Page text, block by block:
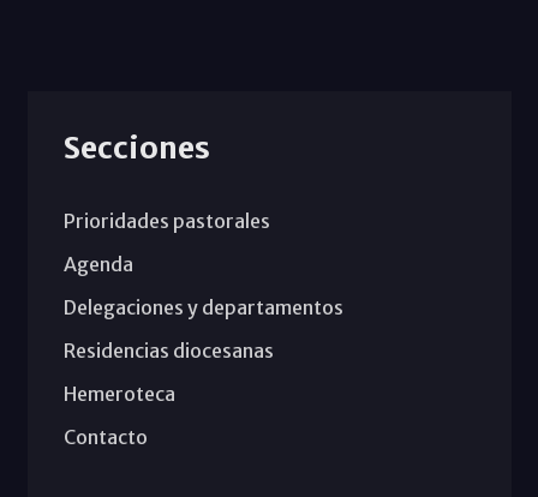
Secciones
Prioridades pastorales
Agenda
Delegaciones y departamentos
Residencias diocesanas
Hemeroteca
Contacto